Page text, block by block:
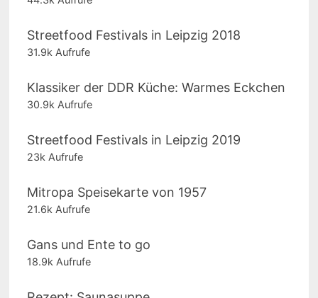
Streetfood Festivals in Leipzig 2018
31.9k Aufrufe
Klassiker der DDR Küche: Warmes Eckchen
30.9k Aufrufe
Streetfood Festivals in Leipzig 2019
23k Aufrufe
Mitropa Speisekarte von 1957
21.6k Aufrufe
Gans und Ente to go
18.9k Aufrufe